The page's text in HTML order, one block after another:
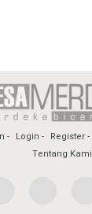
Login Register
Tentang Kami